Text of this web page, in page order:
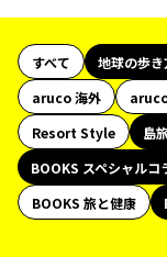
すべて 地球の歩
aruco 海外
Resort Style
島
BOOKS スペシャルコ
BOOKS 旅と健康